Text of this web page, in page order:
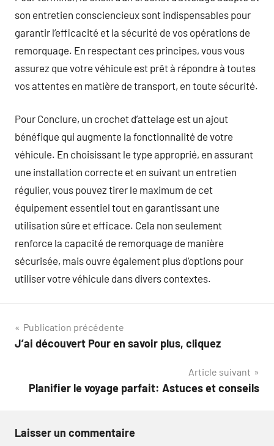
son entretien consciencieux sont indispensables pour
garantir l’efficacité et la sécurité de vos opérations de
remorquage. En respectant ces principes, vous vous
assurez que votre véhicule est prêt à répondre à toutes
vos attentes en matière de transport, en toute sécurité.
Pour Conclure, un crochet d’attelage est un ajout
bénéfique qui augmente la fonctionnalité de votre
véhicule. En choisissant le type approprié, en assurant
une installation correcte et en suivant un entretien
régulier, vous pouvez tirer le maximum de cet
équipement essentiel tout en garantissant une
utilisation sûre et efficace. Cela non seulement
renforce la capacité de remorquage de manière
sécurisée, mais ouvre également plus d’options pour
utiliser votre véhicule dans divers contextes.
Navigation
de
Publication précédente
J’ai découvert Pour en savoir plus, cliquez
Article suivant
Planifier le voyage parfait: Astuces et conseils
Laisser un commentaire